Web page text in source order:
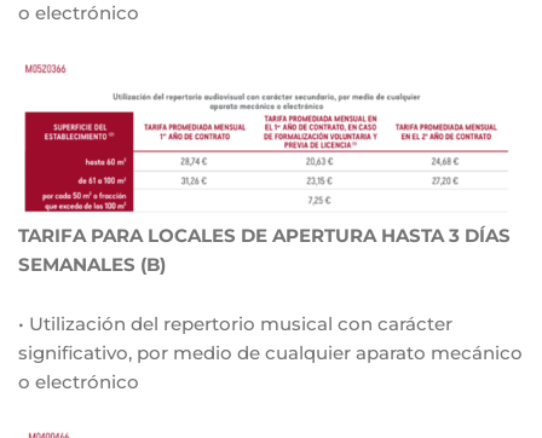
o electrónico
TARIFA PARA LOCALES DE APERTURA HASTA 3 DÍAS
SEMANALES (B)
• Utilización del repertorio musical con carácter
significativo, por medio de cualquier aparato mecánico
o electrónico